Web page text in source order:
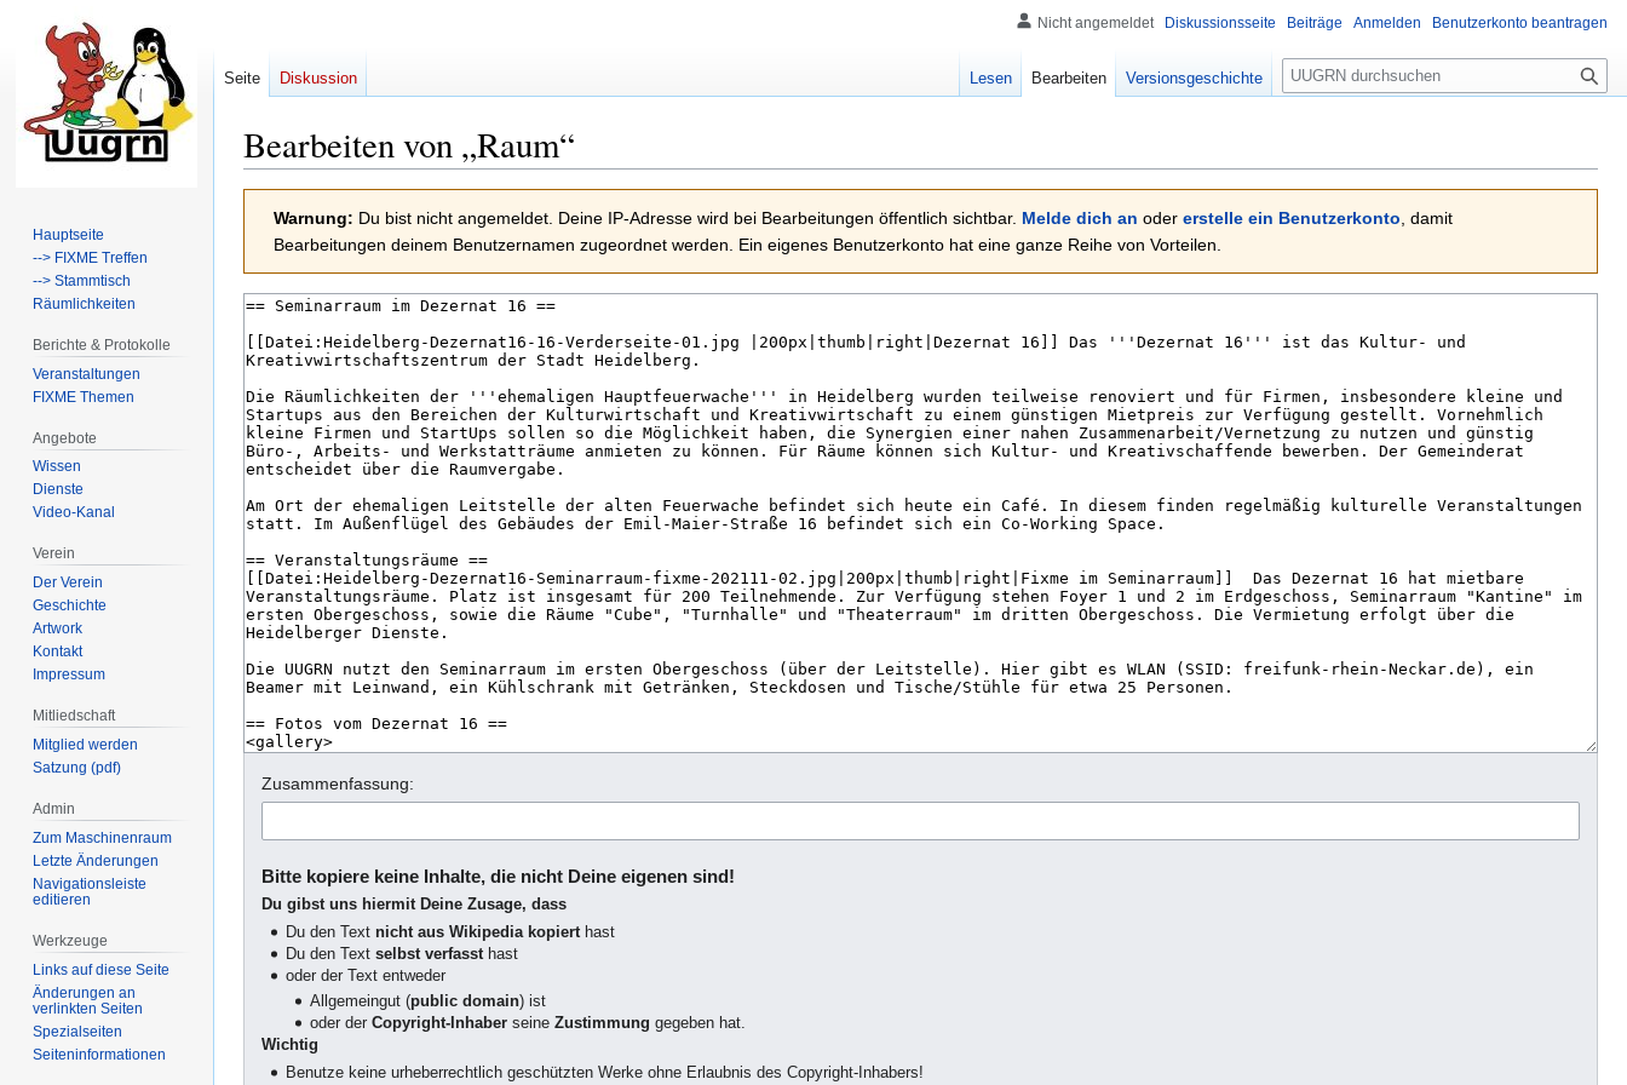
Bearbeiten von „Raum“
Navigation
springen
Suche
springen
Warnung: Du bist nicht angemeldet. Deine IP-Adresse wird bei Bearbeitungen öffentlich sichtbar. Melde dich an oder erstelle ein Benutzerkonto, damit
Bearbeitungen deinem Benutzernamen zugeordnet werden. Ein eigenes Benutzerkonto hat eine ganze Reihe von Vorteilen.
Zusammenfassung:
Bitte kopiere keine Inhalte, die nicht Deine eigenen sind!
Du gibst uns hiermit Deine Zusage, dass
Du den Textnicht aus Wikipedia kopierthast
Du den Textselbst verfassthast
oder der Text entweder
Allgemeingut (public domain) ist
oder derCopyright-Inhaber seineZustimmung gegeben hat.
Wichtig
Benutze keine urheberrechtlich geschützten Werke ohne Erlaubnis des Copyright-Inhabers!
Nicht angemeldet Diskussionsseite Beiträge Anmelden Benutzerkonto beantragen
Seite Diskussion Lesen Bearbeiten Versionsgeschichte
Suche
Hauptseite
--> FIXME Treffen
--> Stammtisch
Räumlichkeiten
Berichte & Protokolle
Veranstaltungen
FIXME Themen
Angebote
Wissen
Dienste
Video-Kanal
Verein
Der Verein
Geschichte
Artwork
Kontakt
Impressum
Mitliedschaft
Mitglied werden
Satzung (pdf)
Admin
Zum Maschinenraum
Letzte Änderungen
Navigationsleiste
editieren
Werkzeuge
Links auf diese Seite
Änderungen an
verlinkten Seiten
Spezialseiten
Seiten­­informationen